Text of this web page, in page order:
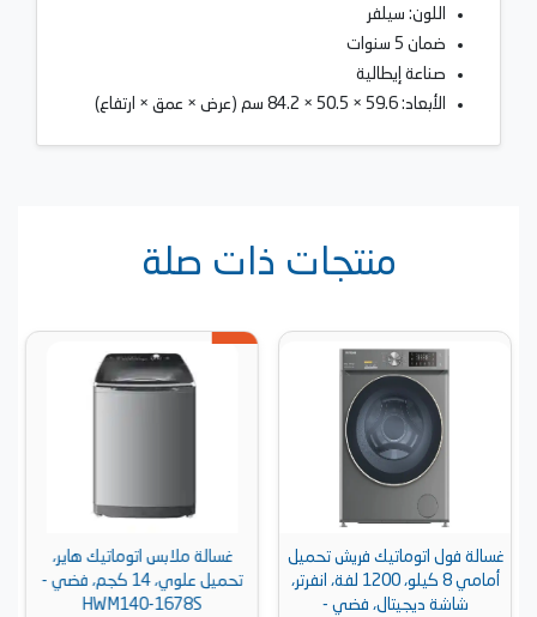
اللون: سيلفر
ضمان 5 سنوات
صناعة إيطالية
الأبعاد: 59.6 × 50.5 × 84.2 سم (عرض × عمق × ارتفاع)
منتجات ذات صلة
غسالة فول اتوماتيك فريش تحميل
أمامي 8 كيلو، 1200 لفة، انفرتر،
شاشة ديجيتال، فضي -
غسالة ملابس اتوماتيك هاير،
تحميل علوي، 14 كجم، فضي -
HWM140-1678S